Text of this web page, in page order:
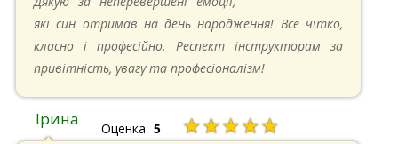
які син отримав на день народження! Все чітко,
класно і професійно. Респект інструкторам за
привітність, увагу та професіоналізм!
Ірина Оценка 5 ★★★★★